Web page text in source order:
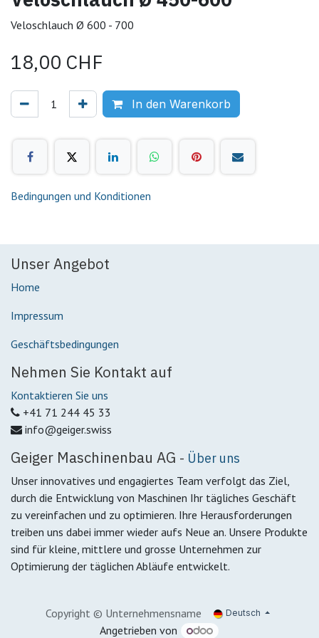
Veloschlauch Ø 600 - 700
18,00 CHF
In den Warenkorb
Bedingungen und Konditionen
Unser Angebot
Home
Impressum
Geschäftsbedingungen
Nehmen Sie Kontakt auf
Kontaktieren Sie uns
+41 71 244 45 33
info@geiger.swiss
Geiger Maschinenbau AG - Über uns
Unser innovatives und engagiertes Team verfolgt das Ziel,
durch die Entwicklung von Maschinen Ihr tägliches Geschäft
zu vereinfachen und zu optimieren. Ihre Herausforderungen
treiben uns dabei immer wieder aufs Neue an. Unsere Produkte
sind für kleine, mittlere und grosse Unternehmen zur
Optimierung der täglichen Abläufe entwickelt.
Copyright © Unternehmensname Deutsch
Angetrieben von